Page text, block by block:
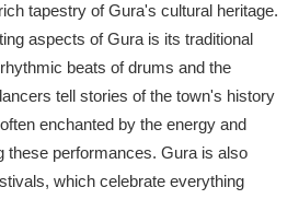
tapestry of Gura's cultural heritage.
aspects of Gura is its traditional
beats of drums and the
tell stories of the town's history
enchanted by the energy and
these performances. Gura is also
which celebrate everything